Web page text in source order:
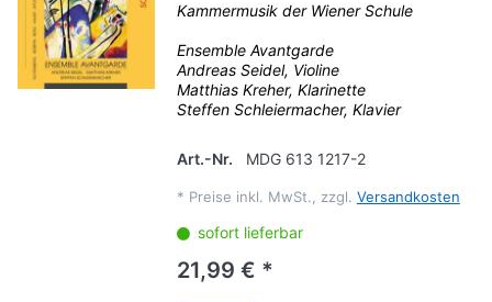
Kammermusik der Wiener Schule
Ensemble Avantgarde
Andreas Seidel, Violine
Matthias Kreher, Klarinette
Steffen Schleiermacher, Klavier
Art.-Nr. MDG 613 1217-2
* Preise inkl. MwSt., zzgl. Versandkosten
sofort lieferbar
21,99 € *